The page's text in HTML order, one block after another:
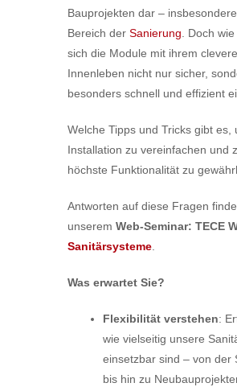
Bauprojekten dar –
Bereich der Sanierung . Doch
sich die Module mit ihrem
Innenleben nicht nur sicher,
besonders schnell und effizient
Welche Tipps und Tricks gibt es,
Installation zu vereinfachen und
höchste Funktionalität zu
Antworten auf diese Fragen
unserem Web-Seminar: TECE
Sanitärsysteme
Was erwartet Sie?
Flexibilität verstehen:
wie vielseitig unsere
einsetzbar sind – von der
bis hin zu